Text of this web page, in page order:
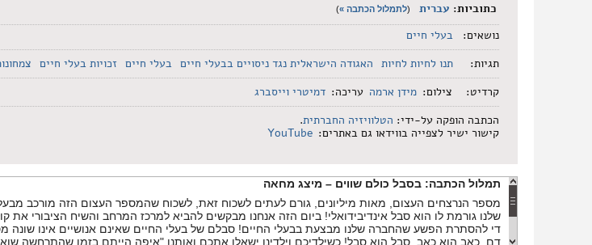
כתוביות: עברית (לתמלול הכתבה »)
נושאים:
בעלי חיים
תגיות:
תנו לחיות לחיות האגודה הישראלית נגד ניסויים בבעלי חיים בעלי חיים זכויות בעלי חיים
קרדיט:
צילום: מידן ארמה עריכה: דמיטרי וייסברג
הכתבה הופקה על-ידי: הטלוויזיה החברתית.
קישור ישיר לצפייה בווידאו גם באתרים: YouTube
תמלול הכתבה: בסבל כולם שווים – מיצג מחאה
מספר הנרצחים העצום, מאות מיליונים, גורם לעתים לשכוח זאת, לשכוח שהמספר העצום הזה מורכב
שלנו גורמת לו הוא סבל אינדיבידואלי! ביום הזה אנחנו מבקשים להביא למרכז המרחב והשיח הציבורי את
די להסתרת הפשע שהחברה שלנו מבצעת בבעלי החיים! סבלם של בעלי החיים שאינם אנושיים אינו שונה
דם, כאב הוא כאב, סבל הוא סבל! כשילדיכם וילדינו ישאלו אתכם ואותנו "איפה הייתם בזמן שהתרחשה